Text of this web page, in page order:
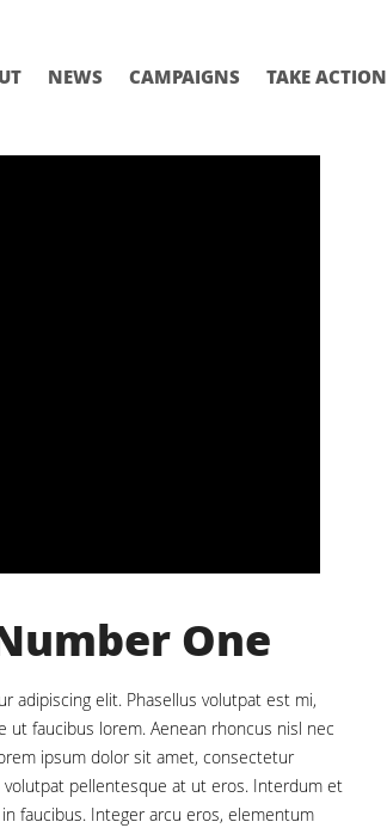
NEWS CAMPAIGNS TAKE ACTION
One
adipiscing elit. Phasellus volutpat est mi,
faucibus lorem. Aenean rhoncus nisl nec
ipsum dolor sit amet, consectetur
pellentesque at ut eros. Interdum et
faucibus. Integer arcu eros, elementum